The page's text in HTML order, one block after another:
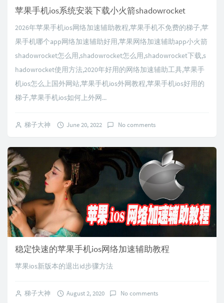
苹果手机ios系统安装下载小火箭shadowrocket
2026年苹果手机ios网络加速辅助教程,苹果手机不免费的梯子,苹
果手机哪个app网络加速辅助好用,苹果网络加速辅助app小火箭
shadowrocket怎么用,shadowrocket怎么用,shadowrocket下载,s
hadowrocket使用方法,2020年好用的网络加速辅助工具,苹果手
机ios怎么上国外网站,苹果手机ios外网教程,苹果手机ios好用的
梯子,苹果手机ios如何上外网...
梯子大神 June 20, 2022 No comments
稳定快速的苹果手机ios网络加速辅助教程
苹果ios新版本的退出id步骤方法
梯子大神 August 2, 2020 No comments